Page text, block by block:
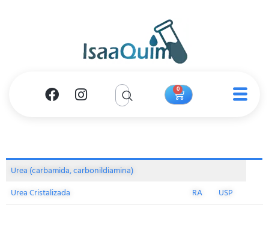
0
Urea (carbamida, carbonildiamina)
Urea Cristalizada
RA USP